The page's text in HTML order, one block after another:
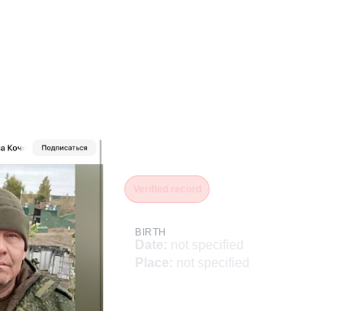
BIRTH
Date: not specified
Place: not specified